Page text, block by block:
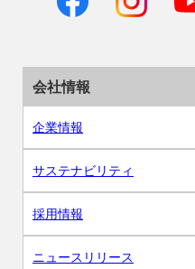
会社情報
企業情報
サステナビリティ
採用情報
ニュースリリース